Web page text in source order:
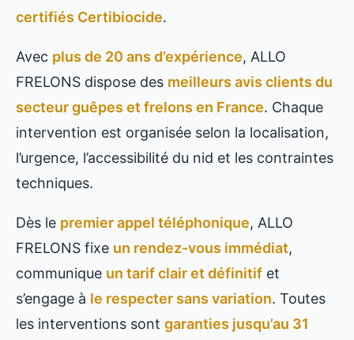
certifiés Certibiocide.
Avec plus de 20 ans d’expérience, ALLO
FRELONS dispose des meilleurs avis clients du
secteur guêpes et frelons en France. Chaque
intervention est organisée selon la localisation,
l’urgence, l’accessibilité du nid et les contraintes
techniques.
Dès le premier appel téléphonique, ALLO
FRELONS fixe un rendez-vous immédiat,
communique un tarif clair et définitif et
s’engage à le respecter sans variation. Toutes
les interventions sont garanties jusqu’au 31